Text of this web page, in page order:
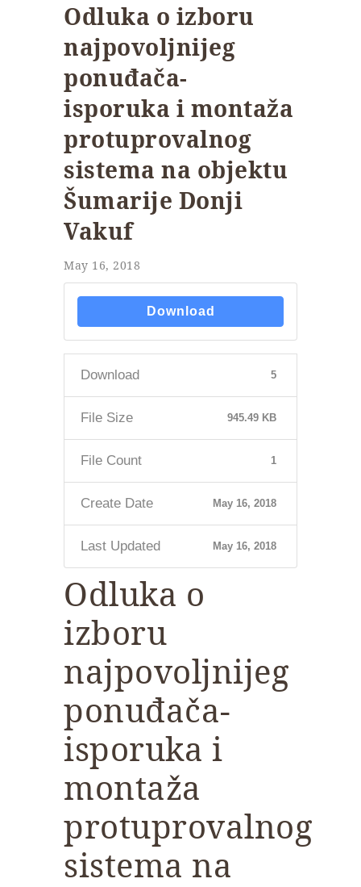
Odluka o izboru
najpovoljnijeg
ponuđača-
isporuka i montaža
protuprovalnog
sistema na objektu
Šumarije Donji
Vakuf
May 16, 2018
Download
Download 5
File Size 945.49 KB
File Count 1
Create Date May 16, 2018
Last Updated May 16, 2018
Odluka o
izboru
najpovoljnijeg
ponuđača-
isporuka i
montaža
protuprovalnog
sistema na